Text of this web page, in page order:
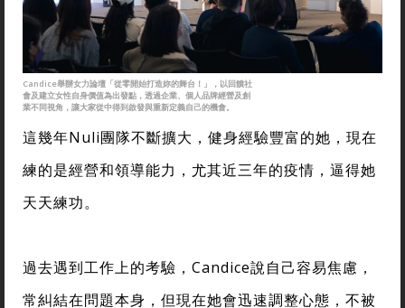
Candice舉辦女力論壇「從零開始打造妳的舞台！」，以回饋社
會及建立女性自身價值為出發點，透過企業、個人品牌經營及創
業不同視角，讓大家從中得到啟發與重新定義自己的機會。
這幾年Nuli團隊不斷擴大，健身經驗豐富的她，現在
練的是經營和領導能力，尤其近三年的疫情，逼得她
天天練功。
過去遇到工作上的考驗，Candice說自己容易焦慮，
常糾結在問題本身，但現在她會迅速調整心態，不被